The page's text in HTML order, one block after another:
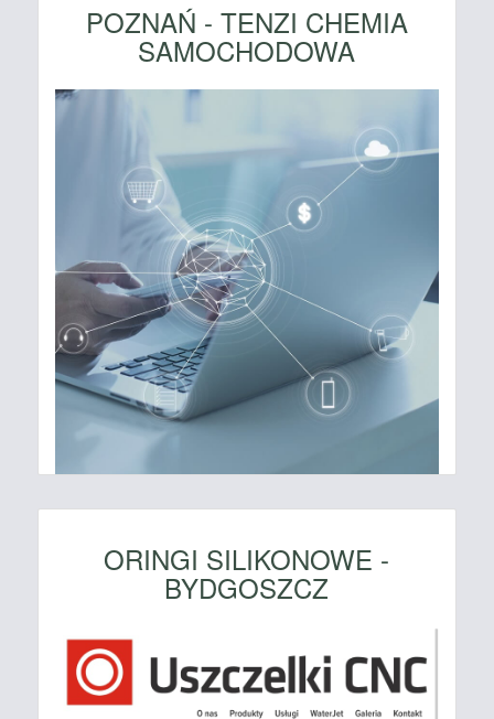
POZNAŃ - TENZI CHEMIA
SAMOCHODOWA
ORINGI SILIKONOWE -
BYDGOSZCZ